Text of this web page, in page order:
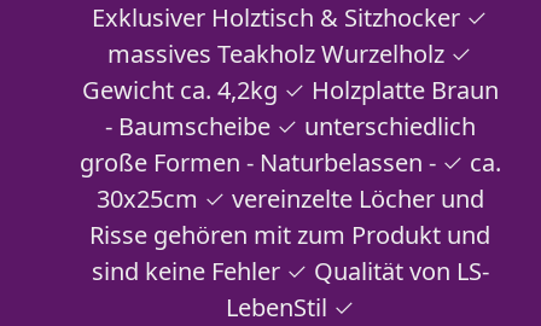
Exklusiver Holztisch & Sitzhocker ✓
massives Teakholz Wurzelholz ✓
Gewicht ca. 4,2kg ✓ Holzplatte Braun
- Baumscheibe ✓ unterschiedlich
große Formen - Naturbelassen - ✓ ca.
30x25cm ✓ vereinzelte Löcher und
Risse gehören mit zum Produkt und
sind keine Fehler ✓ Qualität von LS-
LebenStil ✓